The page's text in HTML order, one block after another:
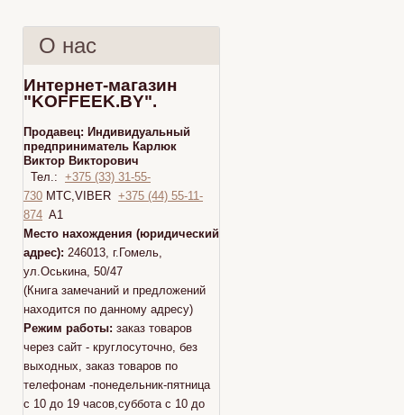
О нас
Интернет-магазин
"KOFFEEK.BY".
Продавец: Индивидуальный
предприниматель Карлюк
Виктор Викторович
Тел.: +375 (33) 31-55-
730 МТС,VIBER +375 (44) 55-11-
874 A1
Место нахождения (юридический
адрес): 246013, г.Гомель,
ул.Оськина, 50/47
(Книга замечаний и предложений
находится по данному адресу)
Режим работы: заказ товаров
через сайт - круглосуточно, без
выходных, заказ товаров по
телефонам -понедельник-пятница
с 10 до 19 часов,суббота с 10 до